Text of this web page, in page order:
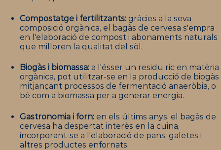
Compostatge i fertilitzants: gràcies a la seva
composició orgànica, el bagàs de cervesa s'empra
en l'elaboració de compost i abonaments naturals
que milloren la qualitat del sòl.
Biogàs i biomassa: a l'ésser un residu ric en matèria
orgànica, pot utilitzar-se en la producció de biogàs
mitjançant processos de fermentació anaeròbia, o
bé com a biomassa per a generar energia.
Gastronomia i forn: en els últims anys, el bagàs de
cervesa ha despertat interès en la cuina,
incorporant-se a l'elaboració de pans, galetes i
altres productes enfornats.